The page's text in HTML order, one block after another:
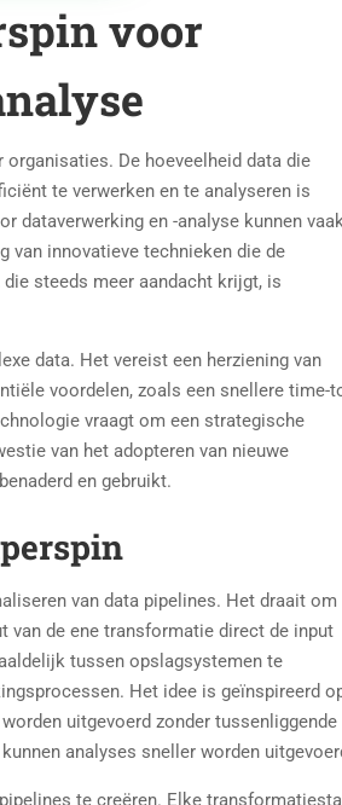
voor
De hoeveelheid data die
te verwerken en te analyseren is
dataverwerking en -analyse kunnen
innovatieve technieken die de
steeds meer aandacht krijgt, is
data. Het vereist een herziening van
voordelen, zoals een snellere time-
vraagt om een strategische
van het adopteren van nieuwe
en gebruikt.
van data pipelines. Het draait om
van de ene transformatie direct de input
tussen opslagsystemen te
Het idee is geïnspireerd
uitgevoerd zonder tussenliggende
analyses sneller worden
te creëren. Elke